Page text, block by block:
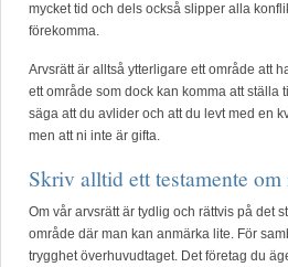
mycket tid och dels också slipper alla
förekomma.
Arvsrätt är alltså ytterligare ett område att
ett område som dock kan komma att ställa
säga att du avlider och att du levt med en
men att ni inte är gifta.
Skriv alltid ett testamente om
Om vår arvsrätt är tydlig och rättvis på det
område där man kan anmärka lite. För
trygghet överhuvudtaget. Det företag du